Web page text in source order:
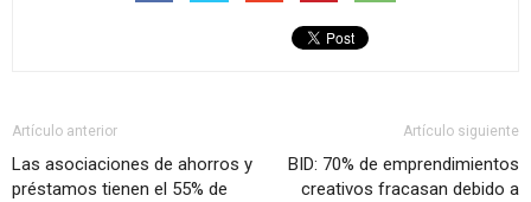
Artículo anterior
Las asociaciones de ahorros y
préstamos tienen el 55% de
Artículo siguiente
BID: 70% de emprendimientos
creativos fracasan debido a